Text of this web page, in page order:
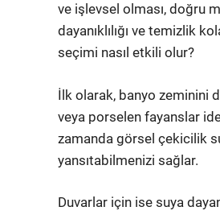
ve işlevsel olması, doğru
dayanıklılığı ve temizlik
seçimi nasıl etkili olur?
İlk olarak, banyo zeminini
veya porselen fayanslar
zamanda görsel çekicilik
yansıtabilmenizi sağlar.
Duvarlar için ise suya